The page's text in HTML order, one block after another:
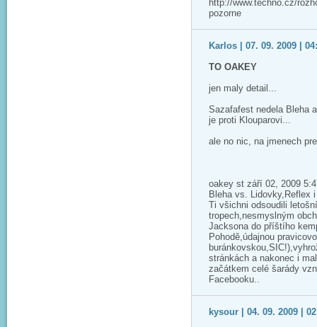
http://www.techno.cz/
pozorne
Karlos | 07. 09. 2009 |
TO OAKEY
jen maly detail...
Sazafafest nedela Bleha
je proti Klouparovi...
ale no nic, na jmenech
oakey st září 02, 2009
Bleha vs. Lidovky,Reflex
Ti všichni odsoudili
tropech,nesmyslným
Jacksona do příštího
Pohodě,údajnou
stránkách a nakonec i
začátkem celé šarády
Facebooku..
kysour | 04. 09. 2009 |